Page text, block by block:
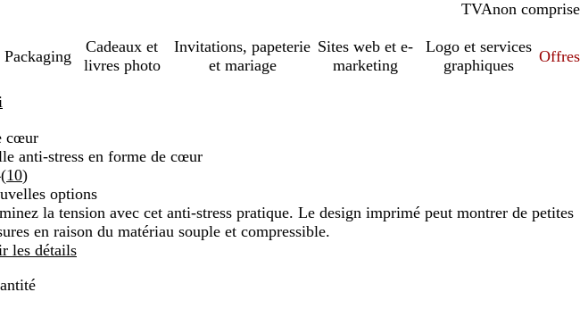
TVAcomprise
non comprise
Packaging
Cadeaux et
livres photo
Invitations, papeterie
et mariage
Sites web et e-
marketing
Logo et services
graphiques
Offres
cœur
anti-stress en forme de cœur
(10Lire
les
10
avis
)
options
la tension avec cet anti-stress pratique. Le design imprimé peut montrer de petites
en raison du matériau souple et compressible.
les détails